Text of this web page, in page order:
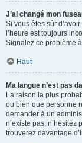
J’ai changé mon
Si vous êtes sûr
l’heure est toujours
Signalez ce problème
Haut
Ma langue n’est pas
La raison la plus
ou bien que personne
demander à un
n’existe pas,
trouverez davantage